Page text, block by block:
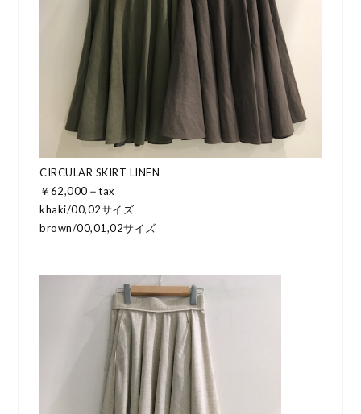
CIRCULAR SKIRT LINEN
￥62,000＋tax
khaki/00,02サイズ
brown/00,01,02サイズ